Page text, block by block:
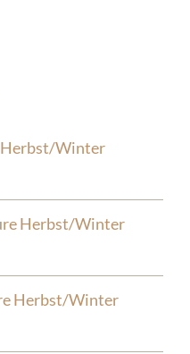
Herbst/Winter
Herbst/Winter
Herbst/Winter